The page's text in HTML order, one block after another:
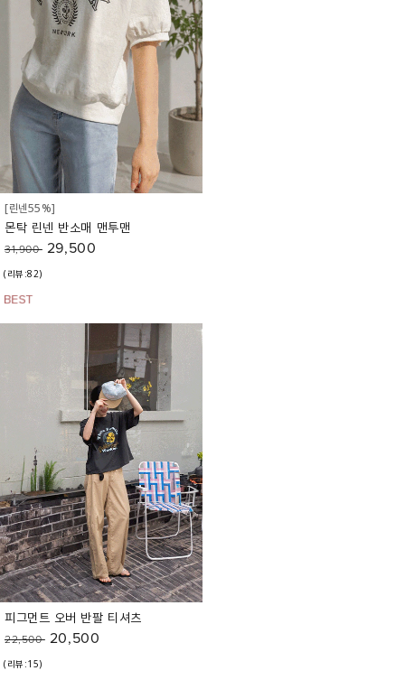
[린넨55%]
몬탁 린넨 반소매 맨투맨
31,900 29,500
(리뷰:82)
피그먼트 오버 반팔 티셔츠
22,500 20,500
(리뷰:15)